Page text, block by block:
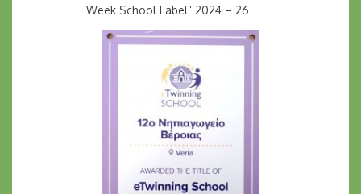
Week School Label” 2024 – 26